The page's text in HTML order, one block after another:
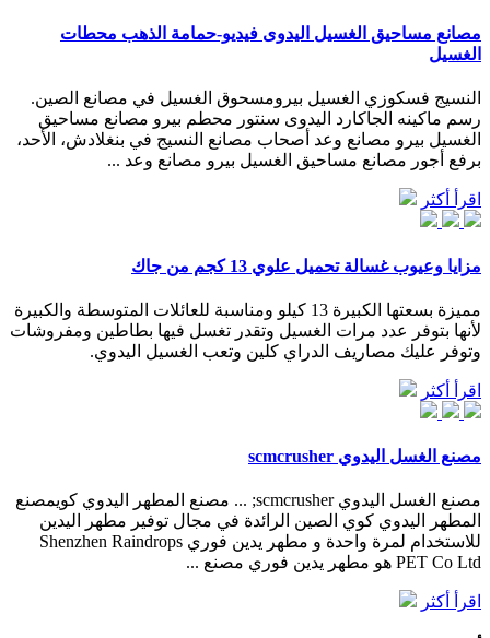
مصانع مساحيق الغسيل اليدوى فيديو-حمامة الذهب محطات
الغسيل
النسيج فسكوزي الغسيل بيرومسحوق الغسيل في مصانع الصين.
رسم ماكينه الجاكارد اليدوى سنتور محطم بيرو مصانع مساحيق
الغسيل بيرو مصانع وعد أصحاب مصانع النسيج في بنغلادش، الأحد،
برفع أجور مصانع مساحيق الغسيل بيرو مصانع وعد ...
اقرأ أكثر
مزايا وعيوب غسالة تحميل علوي 13 كجم من جاك
مميزة بسعتها الكبيرة 13 كيلو ومناسبة للعائلات المتوسطة والكبيرة
لأنها بتوفر عدد مرات الغسيل وتقدر تغسل فيها بطاطين ومفروشات
وتوفر عليك مصاريف الدراي كلين وتعب الغسيل اليدوي.
اقرأ أكثر
مصنع الغسل اليدوي scmcrusher
مصنع الغسل اليدوي scmcrusher; ... مصنع المطهر اليدوي كويمصنع
المطهر اليدوي كوي الصين الرائدة في مجال توفير مطهر اليدين
للاستخدام لمرة واحدة و مطهر يدين فوري Shenzhen Raindrops
PET Co Ltd هو مطهر يدين فوري مصنع ...
اقرأ أكثر